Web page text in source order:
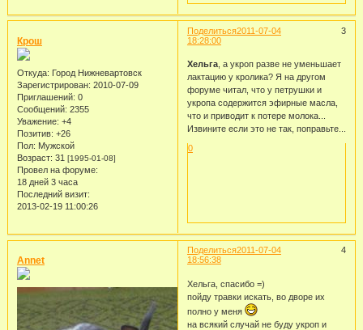
Поделиться 3
2011-07-04
18:28:00
Крош
Откуда: Город Нижневартовск
Зарегистрирован: 2010-07-09
Приглашений: 0
Сообщений: 2355
Уважение: +4
Позитив: +26
Пол: Мужской
Возраст: 31 [1995-01-08]
Провел на форуме:
18 дней 3 часа
Последний визит:
2013-02-19 11:00:26
Хельга, а укроп разве не уменьшает
лактацию у кролика? Я на другом
форуме читал, что у петрушки и
укропа содержится эфирные масла,
что и приводит к потере молока...
Извините если это не так, поправьте...
0
Поделиться 4
2011-07-04
18:56:38
Annet
Хельга, спасибо =)
пойду травки искать, во дворе их
полно у меня
на всякий случай не буду укроп и